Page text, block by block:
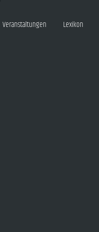
Veranstaltungen Lexikon